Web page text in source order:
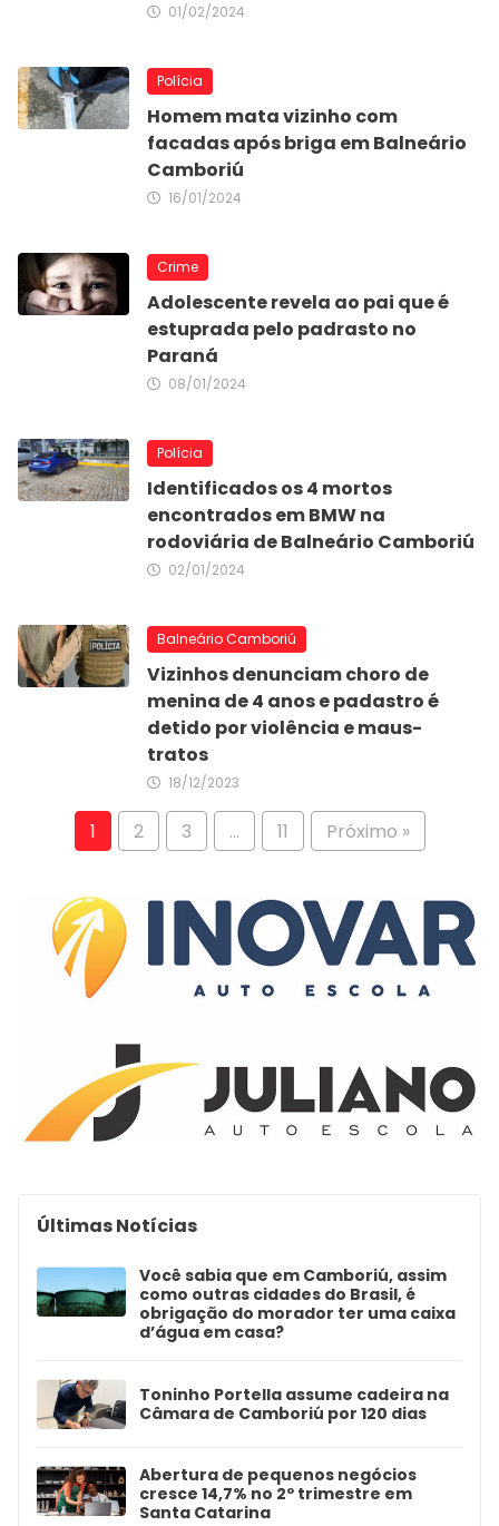
01/02/2024
Polícia
Homem mata vizinho com
facadas após briga em Balneário
Camboriú
16/01/2024
Crime
Adolescente revela ao pai que é
estuprada pelo padrasto no
Paraná
08/01/2024
Polícia
Identificados os 4 mortos
encontrados em BMW na
rodoviária de Balneário Camboriú
02/01/2024
Balneário Camboriú
Vizinhos denunciam choro de
menina de 4 anos e padastro é
detido por violência e maus-
tratos
18/12/2023
1 2 3 … 11 Próximo »
Últimas Notícias
Você sabia que em Camboriú, assim
como outras cidades do Brasil, é
obrigação do morador ter uma caixa
d’água em casa?
Toninho Portella assume cadeira na
Câmara de Camboriú por 120 dias
Abertura de pequenos negócios
cresce 14,7% no 2º trimestre em
Santa Catarina